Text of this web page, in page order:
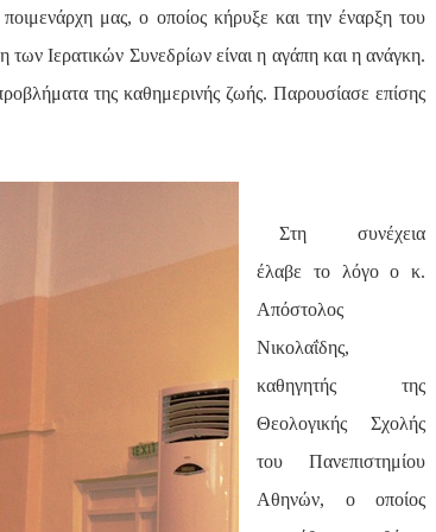
μας, ο οποίος κήρυξε και την έναρξη του
των Ιερατικών Συνεδρίων είναι η αγάπη και η ανάγκη.
της καθημερινής ζωής. Παρουσίασε επίσης
Στη συνέχεια
έλαβε το λόγο ο κ.
Απόστολος
Νικολαΐδης,
καθηγητής της
Θεολογικής Σχολής
του Πανεπιστημίου
Αθηνών, ο οποίος